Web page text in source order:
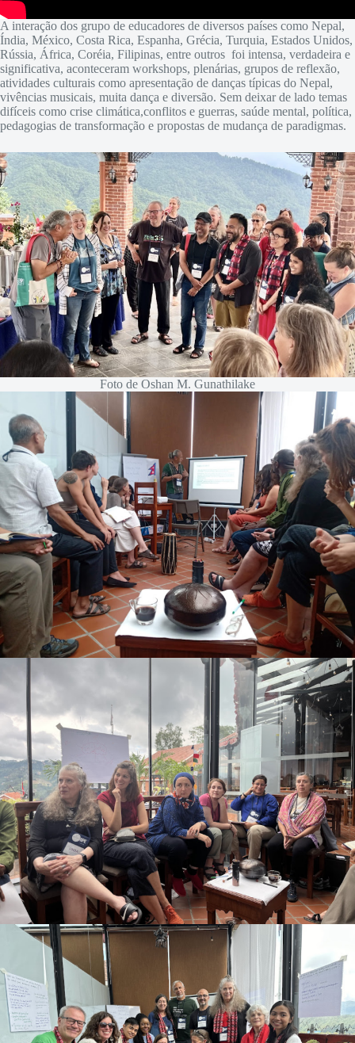
A interação dos grupo de educadores de diversos países como Nepal,
Índia, México, Costa Rica, Espanha, Grécia, Turquia, Estados Unidos,
Rússia, África, Coréia, Filipinas, entre outros foi intensa, verdadeira e
significativa, aconteceram workshops, plenárias, grupos de reflexão,
atividades culturais como apresentação de danças típicas do Nepal,
vivências musicais, muita dança e diversão. Sem deixar de lado temas
difíceis como crise climática,conflitos e guerras, saúde mental, política,
pedagogias de transformação e propostas de mudança de paradigmas.
Foto de Oshan M. Gunathilake